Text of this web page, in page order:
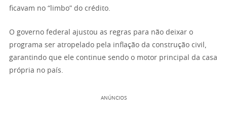
ficavam no “limbo” do crédito.
O governo federal ajustou as regras para não deixar o
programa ser atropelado pela inflação da construção civil,
garantindo que ele continue sendo o motor principal da casa
própria no país.
ANÚNCIOS